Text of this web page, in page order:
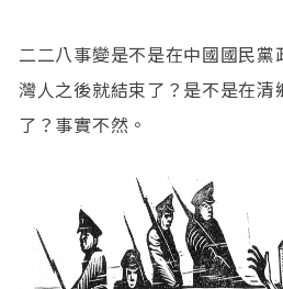
二二八事變是不是在中國國民
灣人之後就結束了？是不是在清
了？事實不然。